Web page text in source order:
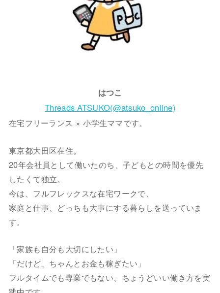
はつこ
Threads ATSUKO(@atsuko_online)
在宅フリーランス × 小学生ママです。
東京都大田区在住。
20年会社員として働いたのち、子どもとの時間を優先
したくて独立。
今は、フルフレックスな在宅ワークで、
家庭と仕事、どっちも大事にする暮らしを送っていま
す。
「家族も自分も大切にしたい」
「だけど、ちゃんとお金も稼ぎたい」
フルタイムでも専業でもない、ちょうどいい働き方を実